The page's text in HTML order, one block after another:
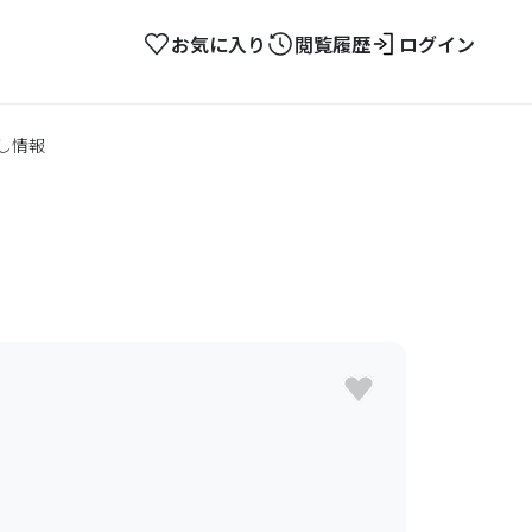
お気に入り 閲覧履歴 ログイン
情報